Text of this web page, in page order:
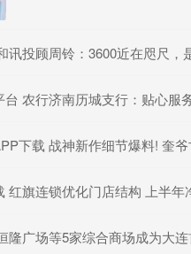
顾周铃：3600近在咫尺，是继续上
行济南历城支行：贴心服务外籍客户 高
战神新作细节爆料! 奎爷亡妻当主角
旗连锁优化门店结构 上半年净
5家综合商场成为大连首批启动“即买即退”离